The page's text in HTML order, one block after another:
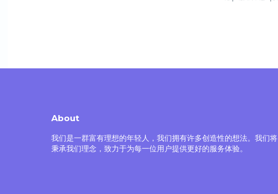
About
我们是一群富有理想的年轻人，我们拥有许多创造性的想法。我们将
秉承我们理念，致力于为每一位用户提供更好的服务体验。